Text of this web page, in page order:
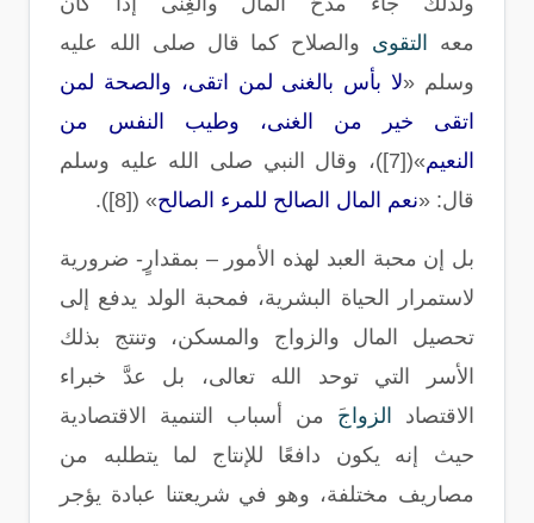
معه
التقوى والصلاح كما قال صلى الله عليه
وسلم «لا بأس بالغنى لمن اتقى، والصحة لمن
اتقى خير من الغنى، وطيب النفس من
النعيم»([7])
، وقال النبي صلى الله عليه وسلم
قال: «نعم المال الصالح للمرء الصالح» ([8]).
بل إن محبة العبد لهذه الأمور – بمقدارٍ- ضرورية
لاستمرار الحياة البشرية، فمحبة الولد يدفع إلى
تحصيل المال والزواج والمسكن، وتنتج بذلك
الأسر التي توحد الله تعالى، بل عدَّ خبراء
الاقتصاد
الزواج َ من أسباب التنمية الاقتصادية
حيث إنه يكون دافعًا للإنتاج لما يتطلبه من
مصاريف مختلفة، وهو في شريعتنا عبادة يؤجر